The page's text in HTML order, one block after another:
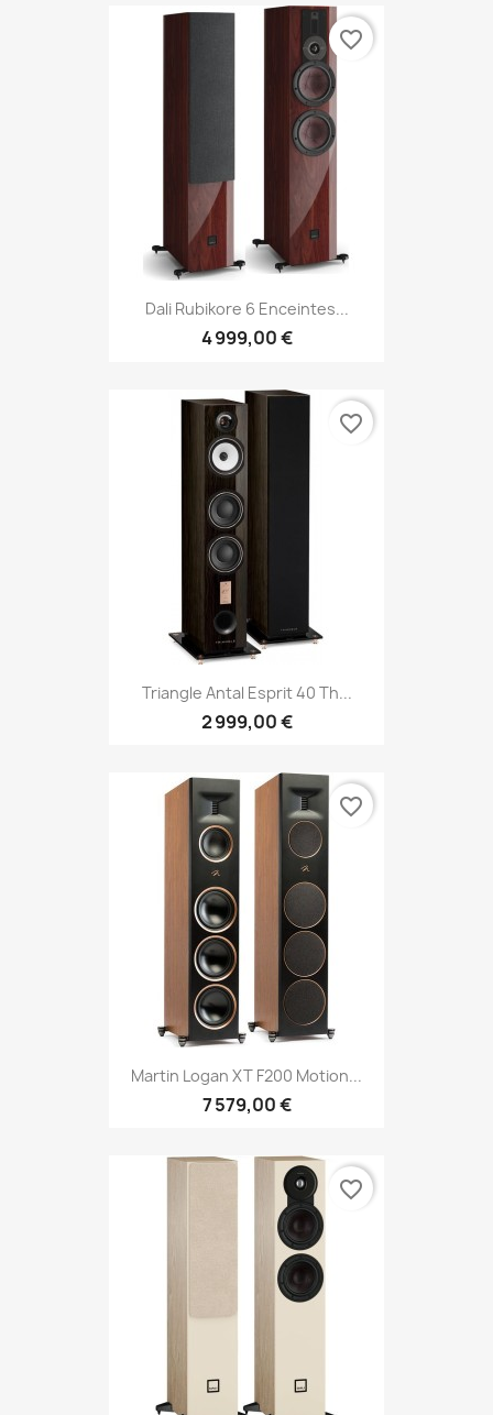
Dali Rubikore 6 Enceintes...
4 999,00 €
favorite_border
Triangle Antal Esprit 40 Th...
2 999,00 €
favorite_border
Martin Logan XT F200 Motion...
7 579,00 €
favorite_border
favorite_border